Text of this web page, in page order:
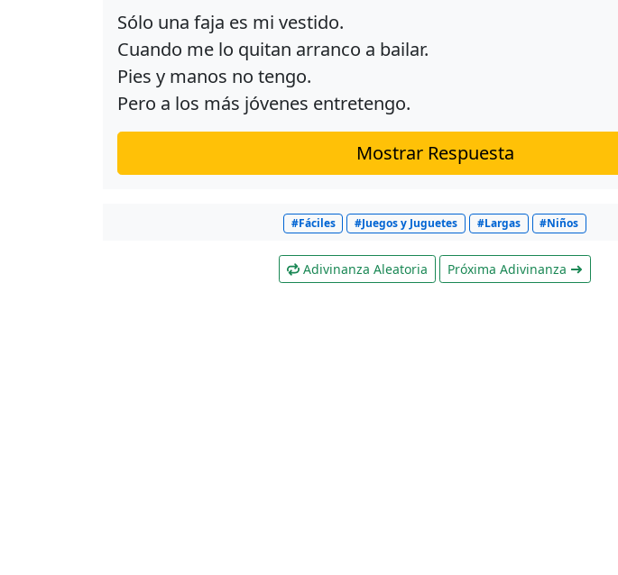
Sólo una faja es mi vestido.
Cuando me lo quitan arranco a bailar.
Pies y manos no tengo.
Pero a los más jóvenes entretengo.
Mostrar Respuesta
#Fáciles #Juegos y Juguetes #Largas #Niños
Adivinanza Aleatoria Próxima Adivinanza